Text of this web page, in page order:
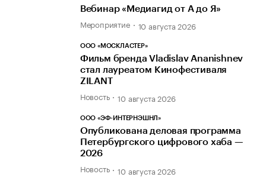
Вебинар «Медиагид от А до Я»
Мероприятие 10 августа 2026
ООО «МОСКЛАСТЕР»
Фильм бренда Vladislav Ananishnev
стал лауреатом Кинофестиваля
ZILANT
Новость 10 августа 2026
ООО «ЭФ-ИНТЕРНЭШНЛ»
Опубликована деловая программа
Петербургского цифрового хаба —
2026
Новость 10 августа 2026